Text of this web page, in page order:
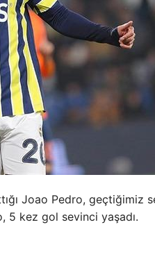
Joao Pedro, geçtiğimiz
5 kez gol sevinci yaşadı.